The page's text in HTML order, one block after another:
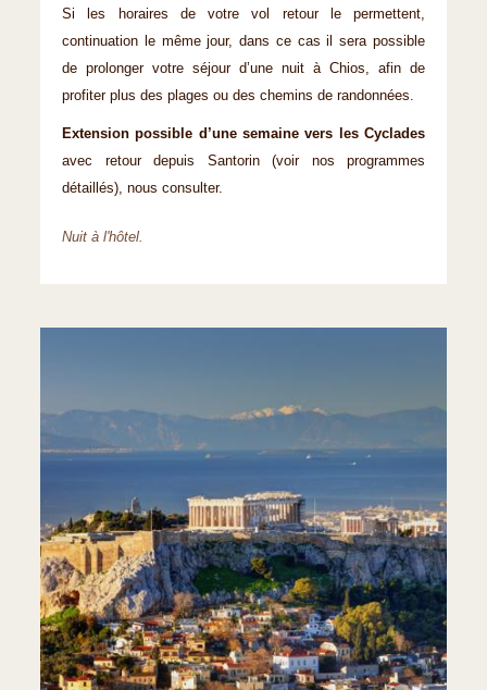
Si les horaires de votre vol retour le permettent,
continuation le même jour, dans ce cas il sera possible
de prolonger votre séjour d’une nuit à Chios, afin de
profiter plus des plages ou des chemins de randonnées.
Extension possible d’une semaine vers les Cyclades
avec retour depuis Santorin (voir nos programmes
détaillés), nous consulter.
Nuit à l'hôtel.